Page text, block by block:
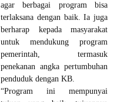
agar berbagai program bisa
terlaksana dengan baik. Ia juga
berharap kepada masyarakat
untuk mendukung program
pemerintah, termasuk
penekanan angka pertumbuhan
penduduk dengan KB.
“Program ini mempunyai